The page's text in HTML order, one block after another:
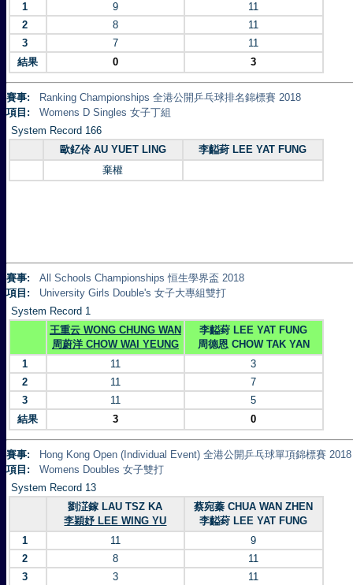
1
9
11
2
8
11
3
7
11
結果
0 3
賽事:
Ranking Championships 全港公開乒乓球排名錦標賽 2018
項目:
Womens D Singles 女子丁組
System Record 166
歐釔伶 AU YUET LING
李齸葑 LEE YAT FUNG
棄權
賽事:
All Schools Championships 恒生學界盃 2018
項目:
University Girls Double's 女子大專組雙打
System Record 1
王重云 WONG CHUNG WAN
周蔚洋 CHOW WAI YEUNG
李齸葑 LEE YAT FUNG
周德恩 CHOW TAK YAN
1
11
3
2
11
7
3
11
5
結果
3 0
賽事:
Hong Kong Open (Individual Event) 全港公開乒乓球單項錦標賽 2018
項目:
Womens Doubles 女子雙打
System Record 13
劉淽鎵 LAU TSZ KA
李穎妤 LEE WING YU
蔡宛蓁 CHUA WAN ZHEN
李齸葑 LEE YAT FUNG
1
11
9
2
8
11
3
3
11